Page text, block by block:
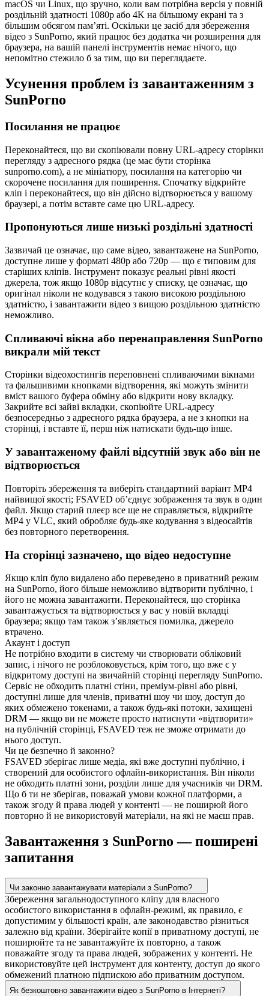
macOS чи Linux, що зручно, коли вам потрібна версія у повній
роздільній здатності 1080p або 4K на більшому екрані та з
більшим обсягом пам’яті. Оскільки це засіб для збереження
відео з SunPorno, який працює без додатка чи розширення для
браузера, на вашій панелі інструментів немає нічого, що
непомітно стежило б за тим, що ви переглядаєте.
Усунення проблем із завантаженням з
SunPorno
Посилання не працює
Переконайтеся, що ви скопіювали повну URL-адресу сторінки
перегляду з адресного рядка (це має бути сторінка
sunporno.com), а не мініатюру, посилання на категорію чи
скорочене посилання для поширення. Спочатку відкрийте
кліп і переконайтеся, що він дійсно відтворюється у вашому
браузері, а потім вставте саме цю URL-адресу.
Пропонуються лише низькі роздільні здатності
Зазвичай це означає, що саме відео, завантажене на SunPorno,
доступне лише у форматі 480p або 720p — що є типовим для
старіших кліпів. Інструмент показує реальні рівні якості
джерела, тож якщо 1080p відсутнє у списку, це означає, що
оригінал ніколи не кодувався з такою високою роздільною
здатністю, і завантажити відео з вищою роздільною здатністю
неможливо.
Спливаючі вікна або перенаправлення SunPorno
викрали мій текст
Сторінки відеохостингів переповнені спливаючими вікнами
та фальшивими кнопками відтворення, які можуть змінити
вміст вашого буфера обміну або відкрити нову вкладку.
Закрийте всі зайві вкладки, скопіюйте URL-адресу
безпосередньо з адресного рядка браузера, а не з кнопки на
сторінці, і вставте її, перш ніж натискати будь-що інше.
У завантаженому файлі відсутній звук або він не
відтворюється
Повторіть збереження та виберіть стандартний варіант MP4
найвищої якості; FSAVED об’єднує зображення та звук в один
файл. Якщо старий плеєр все ще не справляється, відкрийте
MP4 у VLC, який обробляє будь-яке кодування з відеосайтів
без повторного перетворення.
На сторінці зазначено, що відео недоступне
Якщо кліп було видалено або переведено в приватний режим
на SunPorno, його більше неможливо відтворити публічно, і
його не можна завантажити. Переконайтеся, що сторінка
завантажується та відтворюється у вас у новій вкладці
браузера; якщо там також з’являється помилка, джерело
втрачено.
Акаунт і доступ
Не потрібно входити в систему чи створювати обліковий
запис, і нічого не розблоковується, крім того, що вже є у
відкритому доступі на звичайній сторінці перегляду SunPorno.
Сервіс не обходить платні стіни, преміум-рівні або рівні,
доступні лише для членів, приватні шоу чи шоу, доступ до
яких обмежено токенами, а також будь-які потоки, захищені
DRM — якщо ви не можете просто натиснути «відтворити»
на публічній сторінці, FSAVED теж не зможе отримати до
нього доступ.
Чи це безпечно й законно?
FSAVED зберігає лише медіа, які вже доступні публічно, і
створений для особистого офлайн-використання. Він ніколи
не обходить платні зони, розділи лише для учасників чи DRM.
Що б ти не зберігав, поважай умови кожної платформи, а
також згоду й права людей у контенті — не поширюй його
повторно й не використовуй матеріали, на які не маєш прав.
Завантаження з SunPorno — поширені
запитання
Чи законно завантажувати матеріали з SunPorno?
Збереження загальнодоступного кліпу для власного
особистого використання в офлайн-режимі, як правило, є
допустимим у більшості країн, але законодавство різниться
залежно від країни. Зберігайте копії в приватному доступі, не
поширюйте та не завантажуйте їх повторно, а також
поважайте згоду та права людей, зображених у контенті. Не
використовуйте цей інструмент для контенту, доступ до якого
обмежений платною підпискою або приватним доступом.
Як безкоштовно завантажити відео з SunPorno в Інтернеті?